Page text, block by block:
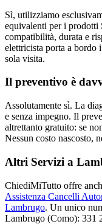
Sì, utilizziamo
equivalenti per i prodotti
compatibilità, durata e
elettricista porta a bordo
sola visita.
Il preventivo è
Assolutamente sì. La
e senza impegno. Il
altrettanto gratuito: se
Nessun costo nascosto,
Altri Servizi a
ChiediMiTutto offre
Assistenza Cancelli
Lambrugo. Un unico
Lambrugo (Como): 331